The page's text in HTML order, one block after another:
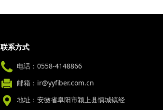
联系方式
电话：0558-4148866
邮箱：ir@yyfiber.com.cn
地址：安徽省阜阳市颍上县慎城镇经